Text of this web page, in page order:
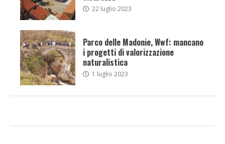
22 luglio 2023
Parco delle Madonie, Wwf: mancano
i progetti di valorizzazione
naturalistica
1 luglio 2023